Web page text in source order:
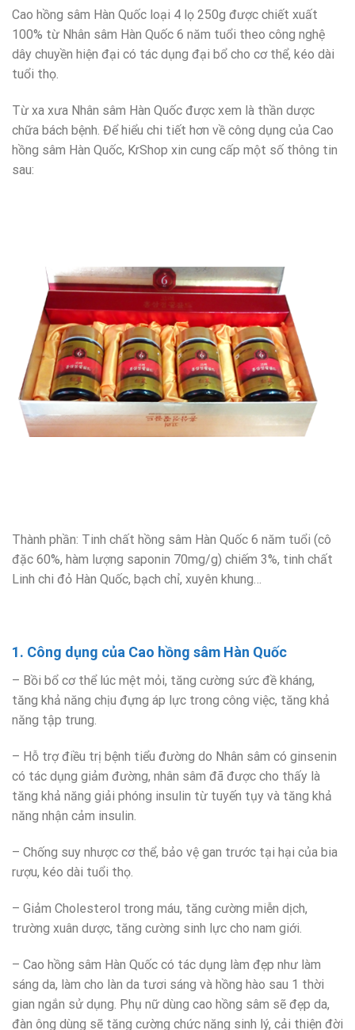
Cao hồng sâm Hàn Quốc loại 4 lọ 250g được chiết xuất
100% từ Nhân sâm Hàn Quốc 6 năm tuổi theo công nghệ
dây chuyền hiện đại có tác dụng đại bổ cho cơ thể, kéo dài
tuổi thọ.
Từ xa xưa Nhân sâm Hàn Quốc được xem là thần dược
chữa bách bệnh. Để hiểu chi tiết hơn về công dụng của Cao
hồng sâm Hàn Quốc, KrShop xin cung cấp một số thông tin
sau:
Thành phần: Tinh chất hồng sâm Hàn Quốc 6 năm tuổi (cô
đặc 60%, hàm lượng saponin 70mg/g) chiếm 3%, tinh chất
Linh chi đỏ Hàn Quốc, bạch chỉ, xuyên khung…
1. Công dụng của Cao hồng sâm Hàn Quốc
– Bồi bổ cơ thể lúc mệt mỏi, tăng cường sức đề kháng,
tăng khả năng chịu đựng áp lực trong công việc, tăng khả
năng tập trung.
– Hỗ trợ điều trị bệnh tiểu đường do Nhân sâm có ginsenin
có tác dụng giảm đường, nhân sâm đã được cho thấy là
tăng khả năng giải phóng insulin từ tuyến tụy và tăng khả
năng nhận cảm insulin.
– Chống suy nhược cơ thể, bảo vệ gan trước tại hại của bia
rượu, kéo dài tuổi thọ.
– Giảm Cholesterol trong máu, tăng cường miễn dịch,
trường xuân dược, tăng cường sinh lực cho nam giới.
– Cao hồng sâm Hàn Quốc có tác dụng làm đẹp như làm
sáng da, làm cho làn da tươi sáng và hồng hào sau 1 thời
gian ngắn sử dụng. Phụ nữ dùng cao hồng sâm sẽ đẹp da,
đàn ông dùng sẽ tăng cường chức năng sinh lý, cải thiện đời